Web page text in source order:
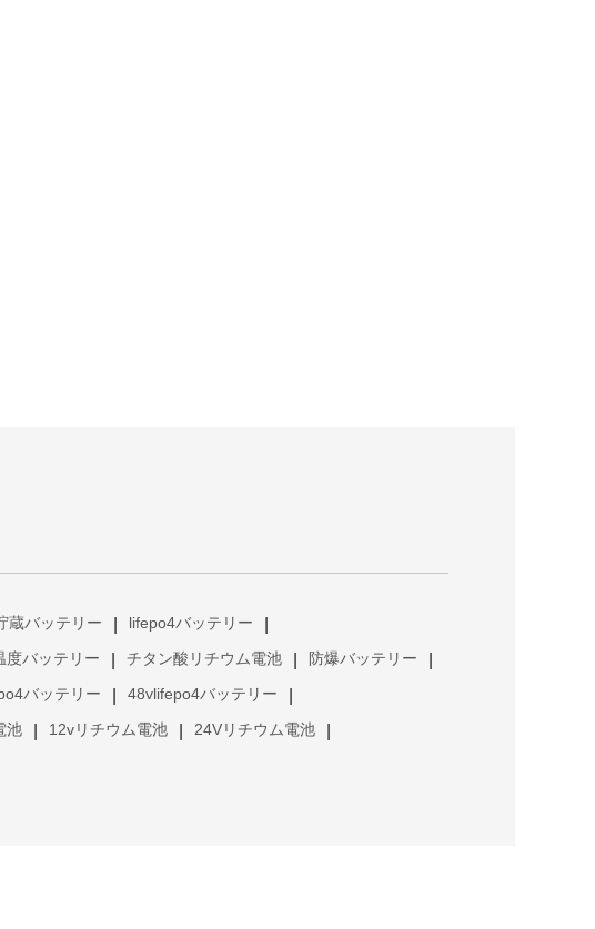
蔵バッテリー lifepo4バッテリー
度バッテリー チタン酸リチウム電池 防爆バッテリー
バッテリー 48vlifepo4バッテリー
池 12vリチウム電池 24Vリチウム電池